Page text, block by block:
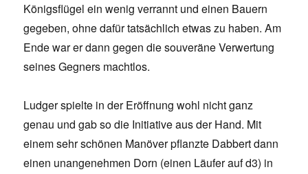
Königsflügel ein wenig verrannt und einen Bauern
gegeben, ohne dafür tatsächlich etwas zu haben. Am
Ende war er dann gegen die souveräne Verwertung
seines Gegners machtlos.
Ludger spielte in der Eröffnung wohl nicht ganz
genau und gab so die Initiative aus der Hand. Mit
einem sehr schönen Manöver pflanzte Dabbert dann
einen unangenehmen Dorn (einen Läufer auf d3) in